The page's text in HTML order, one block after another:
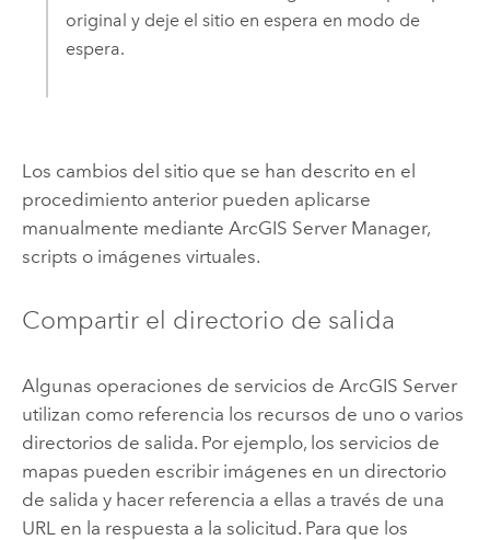
original y deje el sitio en espera en modo de
espera.
Los cambios del sitio que se han descrito en el
procedimiento anterior pueden aplicarse
manualmente mediante ArcGIS ServerManager,
scripts o imágenes virtuales.
Compartir el directorio de salida
Algunas operaciones de servicios de ArcGIS Server
utilizan como referencia los recursos de uno o varios
directorios de salida. Por ejemplo, los servicios de
mapas pueden escribir imágenes en un directorio
de salida y hacer referencia a ellas a través de una
URL en la respuesta a la solicitud. Para que los